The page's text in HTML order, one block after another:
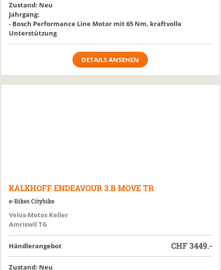
Zustand: Neu
Jahrgang:
- Bosch Performance Line Motor mit 65 Nm, kraftvolle
Unterstützung
DETAILS ANSEHEN
KALKHOFF ENDEAVOUR 3.B MOVE TR
e-Bikes Citybike
Velos-Motos Keller
Amriswil TG
Händlerangebot CHF3449.-
Zustand: Neu